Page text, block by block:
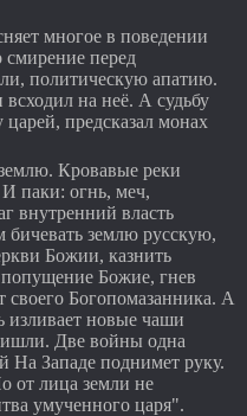
многое в поведении
перед
политическую апатию.
на неё. А судьбу
предсказал монах
Кровавые реки
И паки: огнь, меч,
внутренний власть
бичевать землю русскую,
Божии, казнить
Божие, гнев
своего Богопомазанника. А
изливает новые чаши
Две войны одна
На Западе поднимет руку.
от лица земли не
умученного царя".